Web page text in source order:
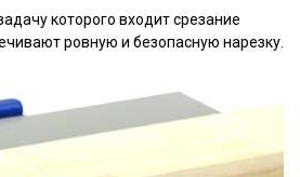
которого входит срезание
ровную и безопасную нарезку.